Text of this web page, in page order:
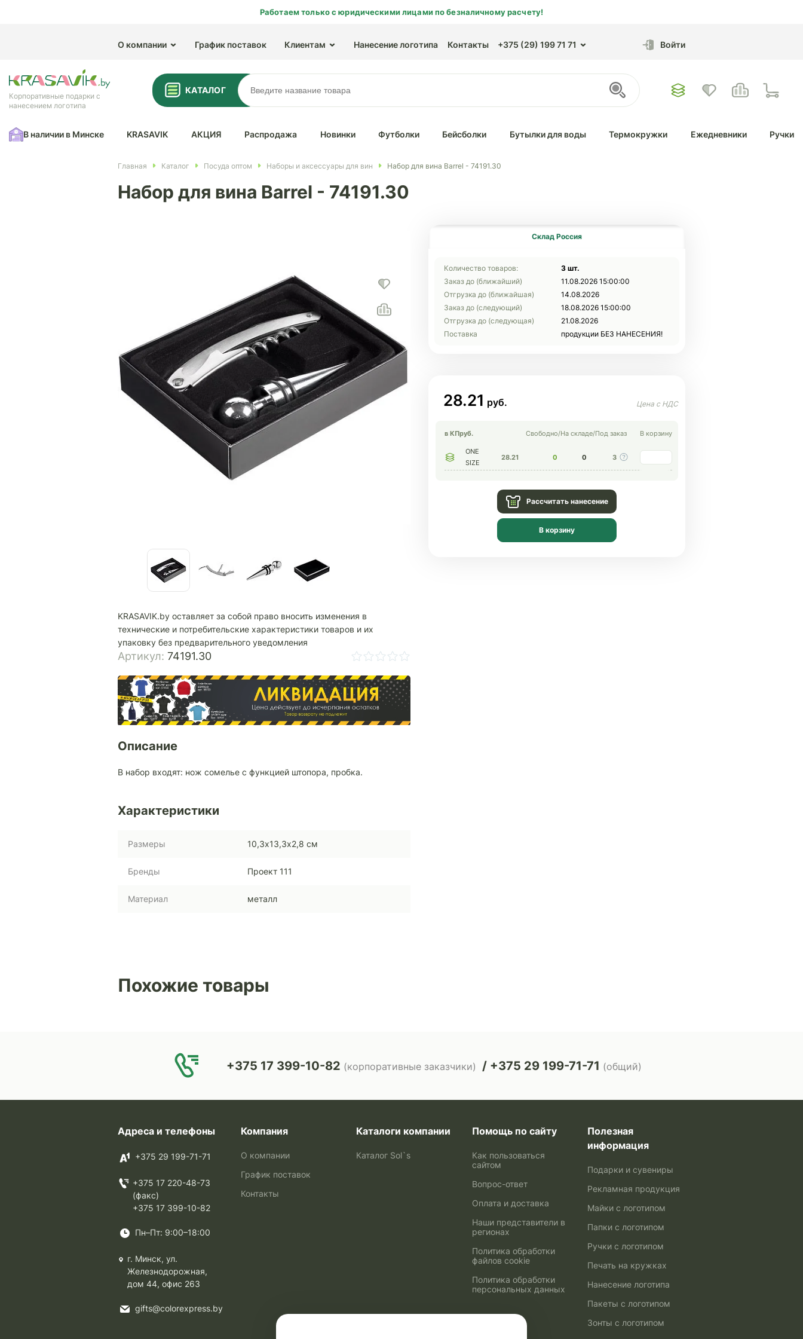
Работаем только с юридическими лицами по безналичному расчету!
О компании График поставок Клиентам Нанесение логотипа Контакты +375 (29) 199 71 71 Войти
Корпоративные подарки с
нанесением логотипа
КАТАЛОГ
В наличии в Минске KRASAVIK АКЦИЯ Распродажа Новинки Футболки Бейсболки Бутылки для воды Термокружки Ежедневники Ручки
Главная Каталог Посуда оптом Наборы и аксессуары для вин Набор для вина Barrel - 74191.30
Набор для вина Barrel - 74191.30
KRASAVIK.by оставляет за собой право вносить изменения в
технические и потребительские характеристики товаров и их
упаковку без предварительного уведомления
Артикул: 74191.30
Описание
В набор входят: нож сомелье с функцией штопора, пробка.
Характеристики
Размеры 10,3х13,3х2,8 см
Бренды Проект 111
Материал металл
Склад Россия
Количество товаров:
3 шт.
Заказ до (ближайший)
11.08.2026 15:00:00
Отгрузка до (ближайшая)
14.08.2026
Заказ до (следующий)
18.08.2026 15:00:00
Отгрузка до (следующая)
21.08.2026
Поставка
продукции БЕЗ НАНЕСЕНИЯ!
28.21
в КПруб. Свободно/На складе/Под заказ В корзину
ONE
SIZE
28.21 0 0 3
Рассчитать нанесение
В корзину
Похожие товары
+375 17 399-10-82 (корпоративные заказчики) +375 29 199-71-71 (общий)
Адреса и телефоны
+375 29 199-71-71
+375 17 220-48-73
(факс)
+375 17 399-10-82
Пн–Пт: 9:00–18:00
г. Минск, ул.
Железнодорожная,
дом 44, офис 263
gifts@colorexpress.by
Компания
О компании
График поставок
Контакты
Каталоги компании
Каталог Sol`s
Помощь по сайту
Как пользоваться
сайтом
Вопрос-ответ
Оплата и доставка
Наши представители в
регионах
Политика обработки
файлов cookie
Политика обработки
персональных данных
Полезная
информация
Подарки и сувениры
Рекламная продукция
Майки с логотипом
Папки с логотипом
Ручки с логотипом
Печать на кружках
Нанесение логотипа
Пакеты с логотипом
Зонты с логотипом